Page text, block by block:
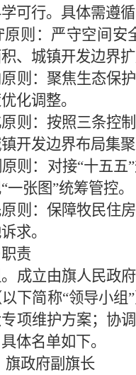
可行。具体需遵
：严守空间安
、城镇开发边界
：聚焦生态保护
化调整。
：按照三条控制
开发边界布局集
：对接“十五五”
张图”统筹管控。
：保障牧民住房
求。
责
立由旗人民政府
下简称“领导小
项维护方案；协
体名单如下。
府副旗长